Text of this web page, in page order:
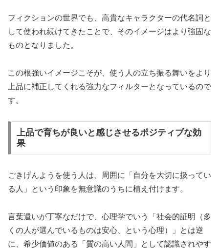
フィクションの世界でも、高貴なキャラクターの代名詞と
して使われ続けてきたことで、そのイメージはより強固な
ものとなりました。
この根強いイメージこそが、使う人の立ち振る舞いをより
上品に補正してくれる強力なフィルターとなっているので
す。
上品で育ちが良いと感じさせるポジティブな効
果
ごきげんようを使う人は、周囲に「自分を大切に扱ってい
る人」という印象を無意識のうちに植え付けます。
言葉遣いが丁寧なだけで、心理学でいう「社会的証明（多
くの人が選んでいるものは安心、という心理）」とは逆
に、希少価値のある「質の高い人間」として認識されやす